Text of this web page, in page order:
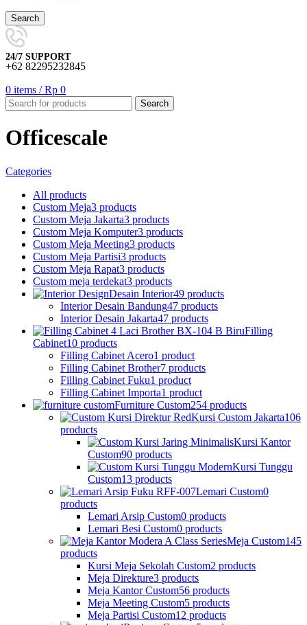
Search
24/7 SUPPORT
+62 82295232845
0 items / Rp 0
Search
Officescale
Categories
All products
Custom Meja3 products
Custom Meja Jakarta3 products
Custom Meja Komputer3 products
Custom Meja Meeting3 products
Custom Meja Partisi3 products
Custom Meja Rapat3 products
Custom meja terdekat3 products
Desain Interior49 products
Interior Desain Bandung47 products
Interior Desain Jakarta47 products
Filling
Cabinet10 products
Filling Cabinet Acero1 product
Filling Cabinet Brother7 products
Filling Cabinet Fuku1 product
Filling Cabinet Importa1 product
Furniture Custom254 products
Kursi Custom Jakarta106
products
Kursi Kantor
Custom90 products
Kursi Tunggu
Custom13 products
Lemari Custom0
products
Lemari Arsip Custom0 products
Lemari Besi Custom0 products
Meja Custom145
products
Kursi Meja Sekolah Custom2 products
Meja Direkture3 products
Meja Kantor Custom56 products
Meja Meeting Custom5 products
Meja Partisi Custom12 products